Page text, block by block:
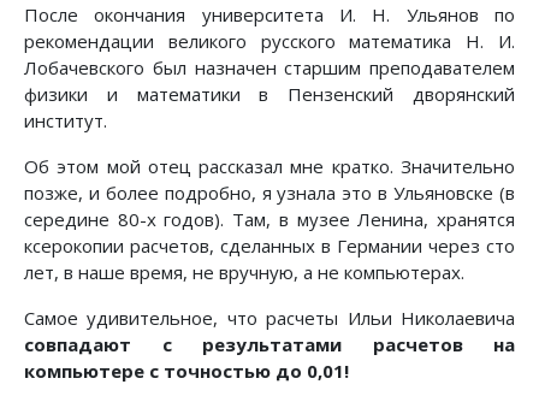
После окончания университета И. Н. Ульянов по
рекомендации великого русского математика Н. И.
Лобачевского был назначен старшим преподавателем
физики и математики в Пензенский дворянский
институт.
Об этом мой отец рассказал мне кратко. Значительно
позже, и более подробно, я узнала это в Ульяновске (в
середине 80-х годов). Там, в музее Ленина, хранятся
ксерокопии расчетов, сделанных в Германии через сто
лет, в наше время, не вручную, а не компьютерах.
Самое удивительное, что расчеты Ильи Николаевича
совпадают с результатами расчетов на
компьютере с точностью до 0,01!